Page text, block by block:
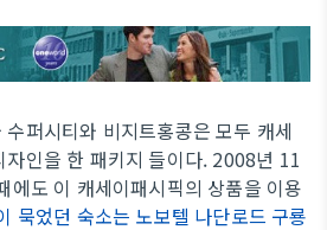
퍼시티와 비지트홍콩은 모두 캐세
자인을 한 패키지 들이다. 2008년 11
에도 이 캐세이패시픽의 상품을 이용
묵었던 숙소는 노보텔 나단로드 구룡